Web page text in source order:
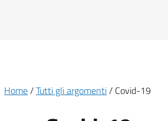
Briciole di pane
Home Tutti gli argomenti Covid-19